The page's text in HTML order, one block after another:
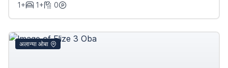
1+
1+ 0
अलान्या ओबा